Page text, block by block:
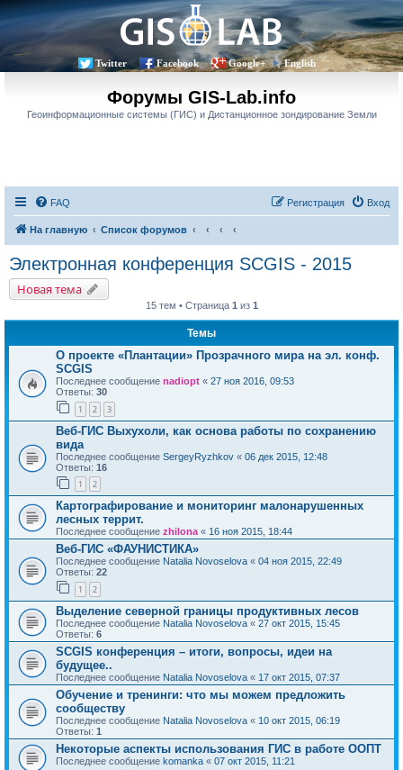
Twitter Facebook Google+ English
Форумы GIS-Lab.info
Геоинформационные системы (ГИС) и Дистанционное зондирование Земли
FAQ Вход
Регистрация
На главную Список форумов
Электронная конференция SCGIS - 2015
Новая тема
15 тем • Страница 1 из 1
Темы
О проекте «Плантации» Прозрачного мира на эл. конф.
SCGIS
Последнее сообщение nadiopt « 27 ноя 2016, 09:53
Ответы: 30
1 2 3
Веб-ГИС Выхухоли, как основа работы по сохранению
вида
Последнее сообщение SergeyRyzhkov « 06 дек 2015, 12:48
Ответы: 16
1 2
Картографирование и мониторинг малонарушенных
лесных террит.
Последнее сообщение zhilona « 16 ноя 2015, 18:44
Веб-ГИС «ФАУНИСТИКА»
Последнее сообщение Natalia Novoselova « 04 ноя 2015, 22:49
Ответы: 22
1 2
Выделение северной границы продуктивных лесов
Последнее сообщение Natalia Novoselova « 27 окт 2015, 15:45
Ответы: 6
SCGIS конференция – итоги, вопросы, идеи на
будущее..
Последнее сообщение Natalia Novoselova « 17 окт 2015, 07:37
Обучение и тренинги: что мы можем предложить
сообществу
Последнее сообщение Natalia Novoselova « 10 окт 2015, 06:19
Ответы: 1
Некоторые аспекты использования ГИС в работе ООПТ
Последнее сообщение komanka « 07 окт 2015, 11:21